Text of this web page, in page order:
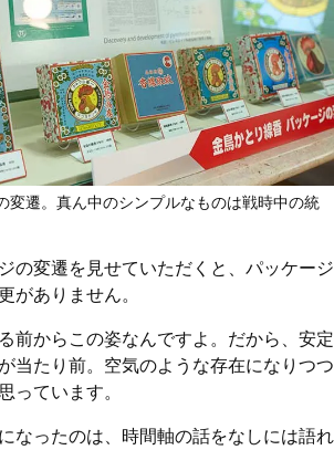
変遷。真ん中のシンプルなものは戦時中の統
の変遷を見せていただくと、パッケージ
がありません。
前からこの姿なんですよ。だから、安定
当たり前。空気のような存在になりつつ
っています。
なったのは、時間軸の話をなしには語れ